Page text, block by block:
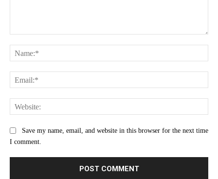
Save my name, email, and website in this browser for the next time
I comment.